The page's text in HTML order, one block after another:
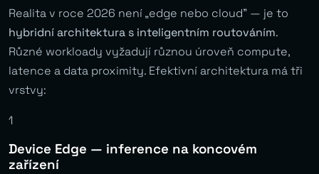
Realita v roce 2026 není „edge nebo cloud” — je to
hybridní architektura s inteligentním routováním.
Různé workloady vyžadují různou úroveň compute,
latence a data proximity. Efektivní architektura má tři
vrstvy:
1
Device Edge — inference na koncovém
zařízení